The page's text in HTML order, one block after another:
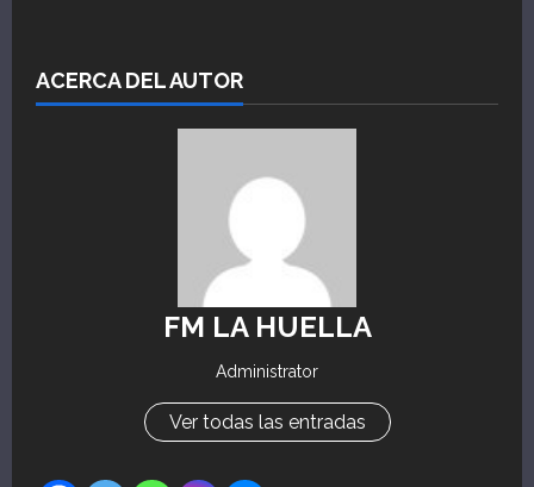
ACERCA DEL AUTOR
FM LA HUELLA
Administrator
Ver todas las entradas